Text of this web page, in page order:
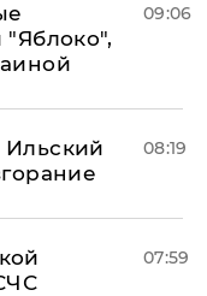
09:06
08:19
07:59